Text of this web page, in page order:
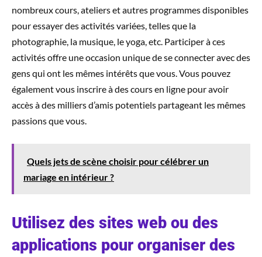
nombreux cours, ateliers et autres programmes disponibles
pour essayer des activités variées, telles que la
photographie, la musique, le yoga, etc. Participer à ces
activités offre une occasion unique de se connecter avec des
gens qui ont les mêmes intérêts que vous. Vous pouvez
également vous inscrire à des cours en ligne pour avoir
accès à des milliers d’amis potentiels partageant les mêmes
passions que vous.
Quels jets de scène choisir pour célébrer un
mariage en intérieur ?
Utilisez des sites web ou des
applications pour organiser des